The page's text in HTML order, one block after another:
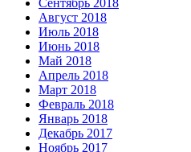
Август 2018
Июль 2018
Июнь 2018
Май 2018
Апрель 2018
Март 2018
Февраль 2018
Январь 2018
Декабрь 2017
Ноябрь 2017